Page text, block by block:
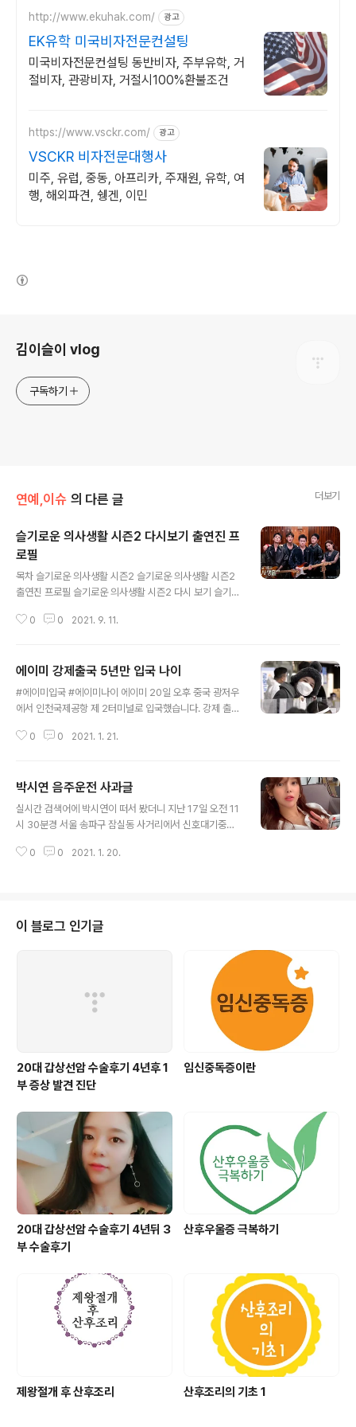
http://www.ekuhak.com/ 광고
EK유학 미국비자전문컨설팅
미국비자전문컨설팅 동반비자, 주부유학, 거
절비자, 관광비자, 거절시100%환불조건
https://www.vsckr.com/ 광고
VSCKR 비자전문대행사
미주, 유럽, 중동, 아프리카, 주재원, 유학, 여
행, 해외파견, 쉥겐, 이민
김이슬이 vlog
구독하기
연예,이슈 의 다른 글 더보기
슬기로운 의사생활 시즌2 다시보기 출연진 프
로필
목차 슬기로운 의사생활 시즌2 슬기로운 의사생활 시즌2
출연진 프로필 슬기로운 의사생활 시즌2 다시 보기 슬기로
사생활 시즌2 tvN '슬기로운 의사생활 시즌2' 99즈의 포
색다른 매력이 넘치는 포스팅입니다. 이제 다음 주 16일 대
망의 마지막 회가 방영 예정인데 99즈의 포스팅이 공개되
어 과연 어떤 내용일지 시청자들의 궁금증을 자아냅니다.
역 출생일 1980년 12월 26일 신체 174cm 74kg AB형
0 0 2021. 9. 11.
에이미 강제출국 5년만 입국 나이
#에이미입국 #에이미나이 에이미 20일 오후 중국 광저우
에서 인천국제공항 제 2터미널로 입국했습니다. 강제 출국
소 많이 달라진 모습인데요.. 미국 시민권자인 에미미는 지
한국 땅을 밟았습니다. 인터뷰 중 숨이 많이 찬 모습이 였습
니다. "뭐라고 해야할지 ... 설명을 표현할수가 없어요.. 아
직도 실감이 안나고.. 우선 가족들 만날 생각하면서 ... 가족
다. 아마도 5년간 타국에 있다보니 가족이 많이 그리운 모
0 0 2021. 1. 21.
박시연 음주운전 사과글
실시간 검색어에 박시연이 떠서 봤더니 지난 17일 오전 11
시 30분경 서울 송파구 잠실동 사거리에서 신호대기중이
각 출동하는 사건이 벌어졌답니다. 이게 무슨일인가 싶네
아쉽네요.. 문제는 음주운전이 였다는 건데... 그자리에
서 교통경찰은 가해차량 운전자인 박시연의 음주측정을 했
고 혈중알콜 농도가 무료 0.097%가 나왔다고 하네요... 만
취상태라고 보시면 됩다고 하네요. 실은 16일 저녁 집에서
지인과 함께 술을 마셨고 다음날인 17일 숙취가 풀렸다고
판단해 자차로 외출을 했고. 차를 ..
0 0 2021. 1. 20.
이 블로그 인기글
20대 갑상선암 수술후기 4년후 1
부 증상 발견 진단
임신중독증이란
20대 갑상선암 수술후기 4년뒤 3
부 수술후기
산후우울증 극복하기
제왕절개 후 산후조리 산후조리의 기초 1